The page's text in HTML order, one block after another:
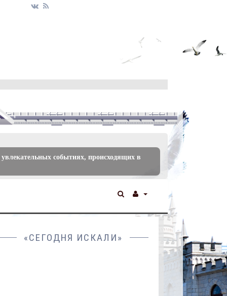
событиях, происходящих в
«СЕГОДНЯ ИСКАЛИ»